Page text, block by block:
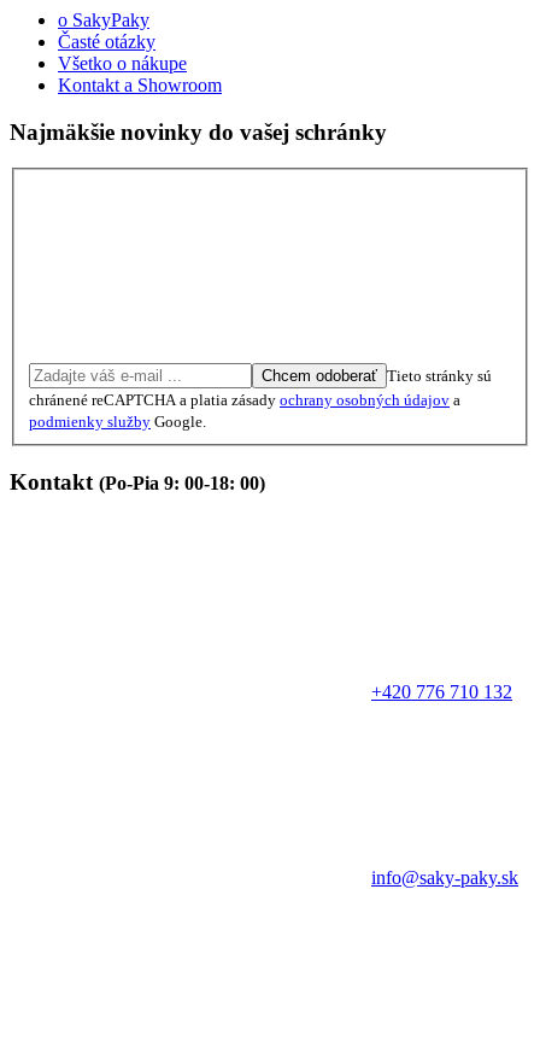
o SakyPaky
Časté otázky
Všetko o nákupe
Kontakt a Showroom
Najmäkšie novinky do vašej schránky
Chcem odoberať Tieto stránky sú
chránené reCAPTCHA a platia zásady ochrany osobných údajov a
podmienky služby Google.
Kontakt (Po-Pia 9: 00-18: 00)
+420 776 710 132
info@saky-paky.sk